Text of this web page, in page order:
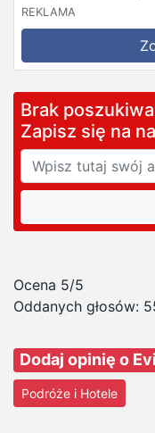
REKLAMA
Brak
Zapisz się na
Ocena 5/5
Oddanych głosów:
Dodaj opinię o
Podróże i Hotele